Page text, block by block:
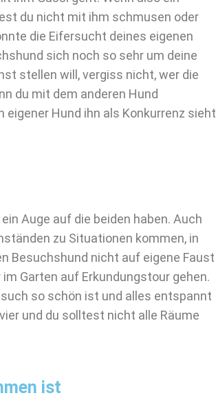
du nicht mit ihm schmusen oder
die Eifersucht deines eigenen
sich noch so sehr um deine
stellen will, vergiss nicht, wer die
du mit dem anderen Hund
eigener Hund ihn als Konkurrenz sieht
Auge auf die beiden haben. Auch
zu Situationen kommen, in
Besuchshund nicht auf eigene Faust
Garten auf Erkundungstour gehen.
so schön ist und alles entspannt
und du solltest nicht alle Räume
ist